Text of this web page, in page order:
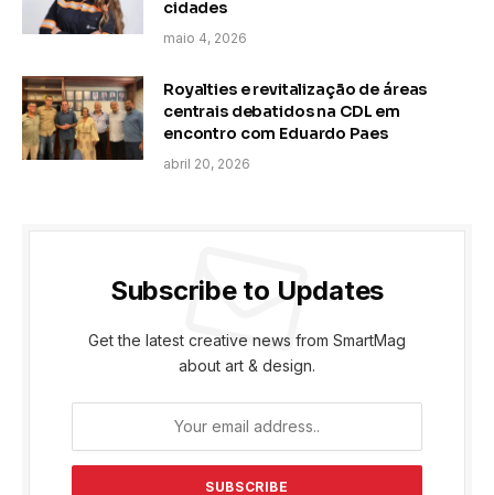
cidades
maio 4, 2026
Royalties e revitalização de áreas
centrais debatidos na CDL em
encontro com Eduardo Paes
abril 20, 2026
Subscribe to Updates
Get the latest creative news from SmartMag
about art & design.